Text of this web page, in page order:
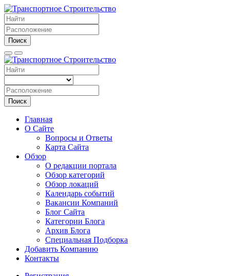
Поиск
Поиск
Главная
О Сайте
Вопросы и Ответы
Карта Сайта
Обзор
О редакции портала
Обзор категорий
Обзор локаций
Календарь событий
Вакансии Компаний
Блог Сайта
Категории Блога
Архив Блога
Специальная Подборка
Добавить Компанию
Контакты